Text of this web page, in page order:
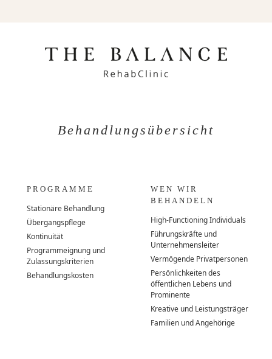
Behandlungsübersicht
PROGRAMME
Stationäre Behandlung
Übergangspflege
Kontinuität
Programmeignung und
Zulassungskriterien
Behandlungskosten
WEN WIR
BEHANDELN
High-Functioning Individuals
Führungskräfte und
Unternehmensleiter
Vermögende Privatpersonen
Persönlichkeiten des
öffentlichen Lebens und
Prominente
Kreative und Leistungsträger
Familien und Angehörige